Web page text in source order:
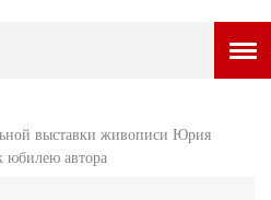
НОВОСТИ
выставки живописи Юрия
юбилею автора